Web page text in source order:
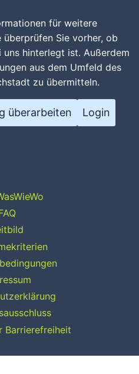
für weitere
Sie vorher, ob
hinterlegt ist. Außerdem
aus dem Umfeld des
zu übermitteln.
überarbeiten Login
Barrierefreiheit